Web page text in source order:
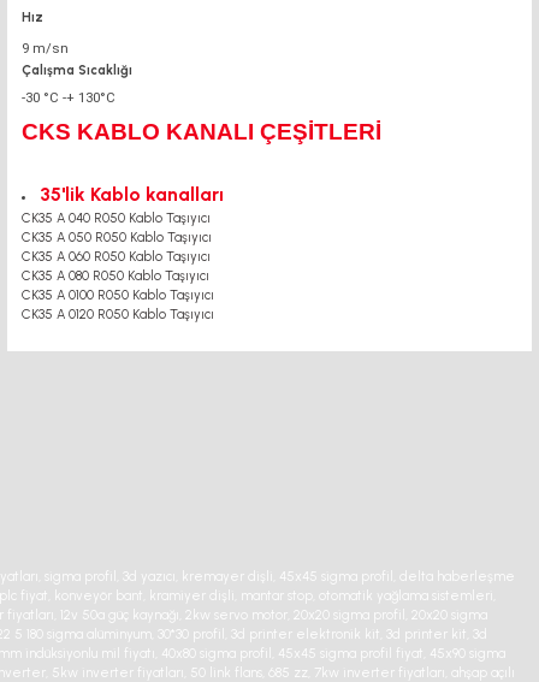
Hız
9 m/sn
Çalışma Sıcaklığı
-30 °C -+ 130°C
CKS KABLO KANALI ÇEŞİTLERİ
35'lik Kablo kanalları
CK35 A 040 R050 Kablo Taşıyıcı
CK35 A 050 R050 Kablo Taşıyıcı
CK35 A 060 R050 Kablo Taşıyıcı
CK35 A 080 R050 Kablo Taşıyıcı
CK35 A 0100 R050 Kablo Taşıyıcı
CK35 A 0120 R050 Kablo Taşıyıcı
sigma profil, 3d yazıcı, kremayer dişli, 45x45 sigma profil, delta haberleşme
fiyat, konveyör bant, kramiyer dişli, mantar stop, otomatik yağlama sistemleri,
fiyatları, 12v 50a güç kaynağı, 2kw servo motor, 20x20 sigma profil, 20x20 sigma
5 180 sigma alüminyum, 30*30 profil, 3d printer elektronik kit, 3d printer kit, 3d
indüksiyonlu mil fiyatı, 40x80 sigma profil, 45x45 sigma profil fiyat, 45x90 sigma
5kw inverter fiyatları, 50 link flans, 685 zz, 7kw inverter fiyatları, ahşap açılı